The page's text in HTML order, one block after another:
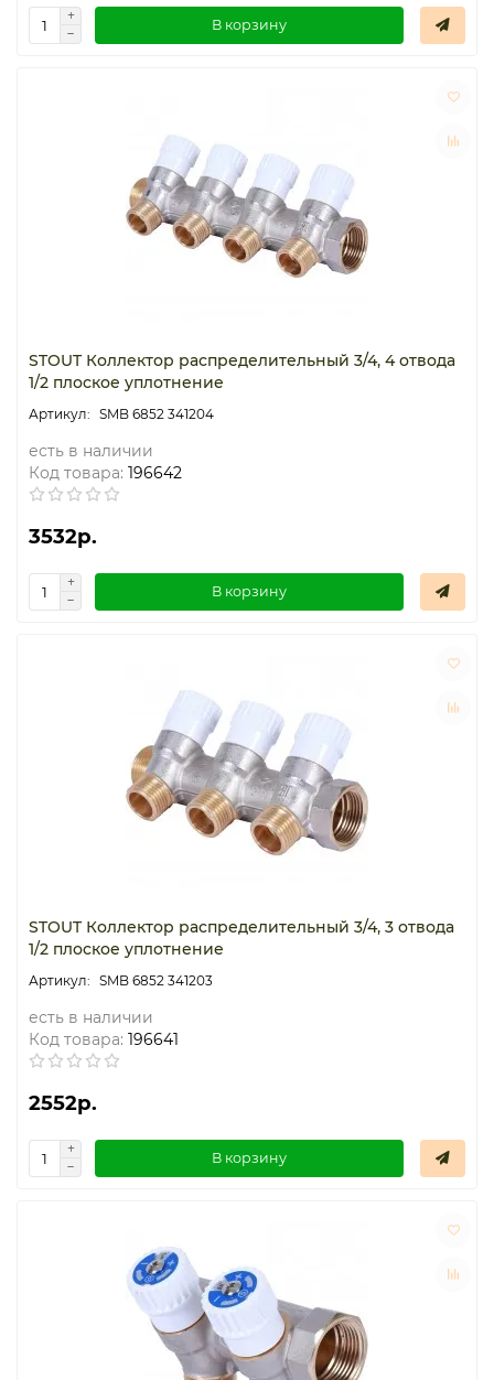
В корзину
STOUT Коллектор распределительный 3/4, 4 отвода
1/2 плоское уплотнение
SMB 6852 341204
есть в наличии
Код товара: 196642
3532р.
В корзину
STOUT Коллектор распределительный 3/4, 3 отвода
1/2 плоское уплотнение
SMB 6852 341203
есть в наличии
Код товара: 196641
2552р.
В корзину